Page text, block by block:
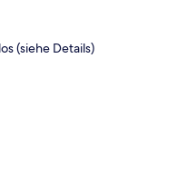
(siehe Details)